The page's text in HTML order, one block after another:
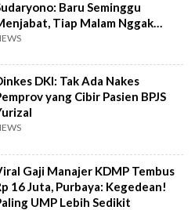
Baru Seminggu
Tiap Malam Nggak
DKI: Tak Ada Nakes
yang Cibir Pasien BPJS
Gaji Manajer KDMP Tembus
16 Juta, Purbaya: Kegedean!
UMP Lebih Sedikit